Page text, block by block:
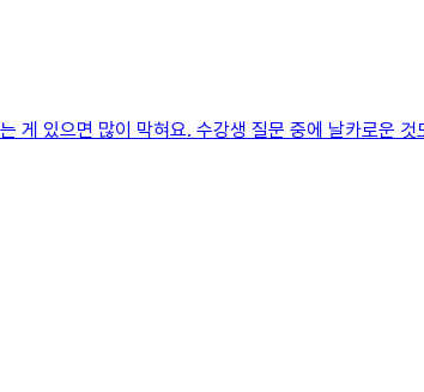
게 있으면 많이 막혀요. 수강생 질문 중에 날카로운